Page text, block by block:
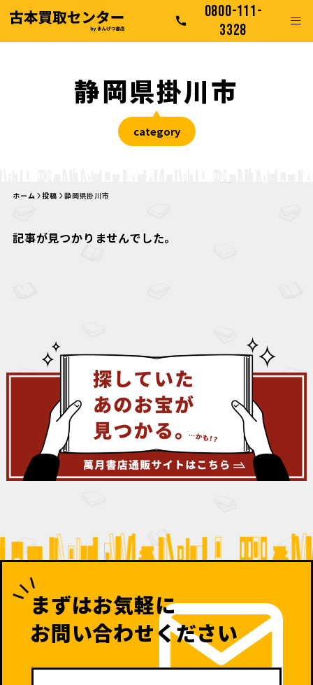
0800-111-
3328
静岡県掛川市
category
ホーム 投稿 静岡県掛川市
記事が見つかりませんでした。
まずはお気軽に
お問い合わせください